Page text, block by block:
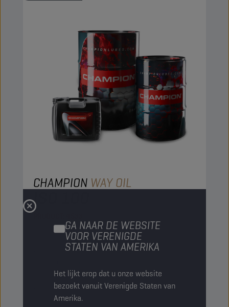
GA NAAR DE WEBSITE
VOOR VERENIGDE
STATEN VAN AMERIKA
Het lijkt erop dat u onze website
bezoekt vanuit Verenigde Staten van
Amerika.
CHAMPION WAY OIL
ISO 100
Deze olie wordt vooral gebruikt voor de smering
van de leibanen van bewerkingsmachines. Door
adhesieve en smerende eigenschappen
verhoogd en worden schokken (zogenaamde
'stick-slip') voorkomen.